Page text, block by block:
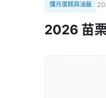
彌月蛋糕與油飯
2026 苗